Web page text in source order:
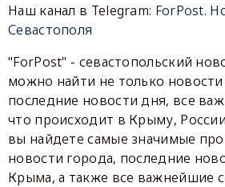
Наш канал в Telegram: ForPost.
Севастополя
"ForPost" - севастопольский
можно найти не только
последние новости дня, все
что происходит в Крыму,
вы найдете самые значимые
новости города, последние
Крыма, а также все важнейшие